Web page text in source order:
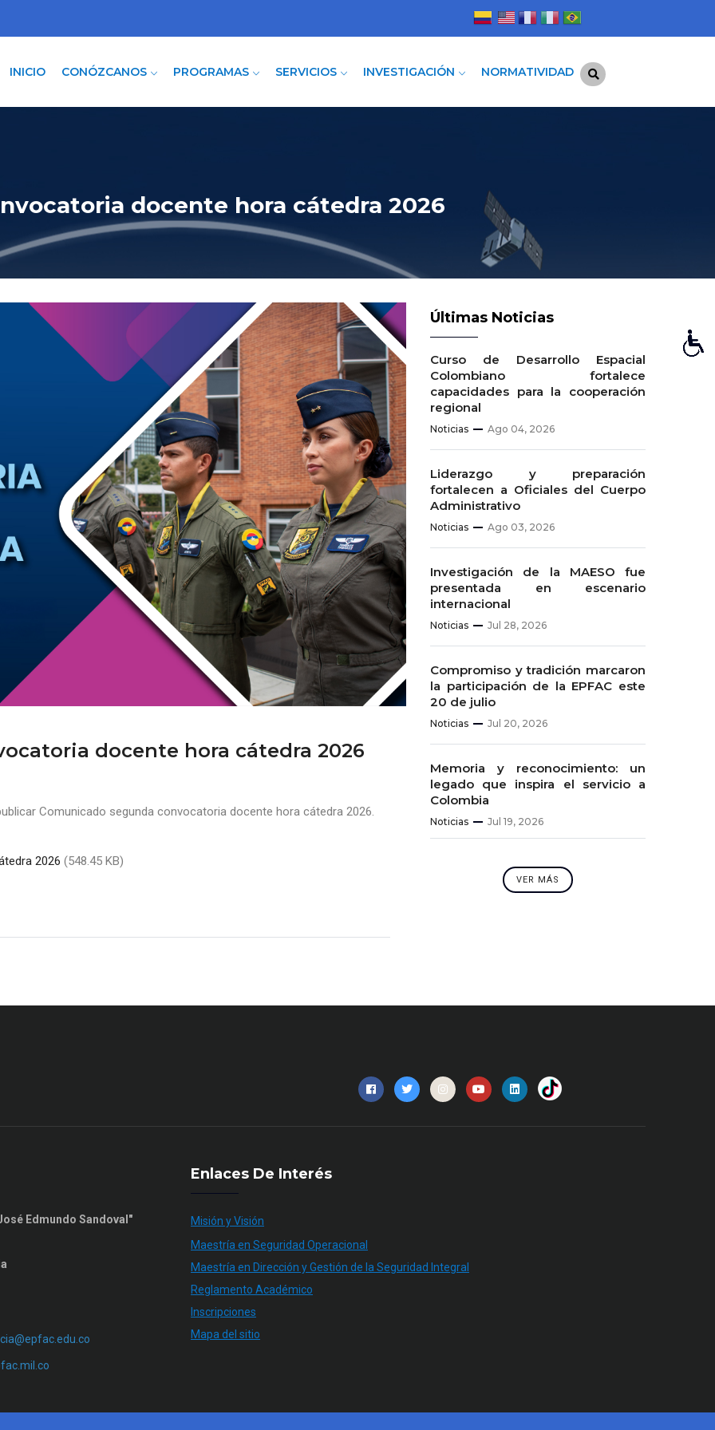
INICIO CONÓZCANOS PROGRAMAS SERVICIOS INVESTIGACIÓN NORMATIVIDAD
docente hora cátedra 2026
docente hora cátedra 2026
Comunicado segunda convocatoria docente hora cátedra 2026.
2026 (548.45 KB)
Últimas Noticias
Curso de Desarrollo Espacial
Colombiano fortalece
capacidades para la cooperación
regional
Noticias Ago 04, 2026
Liderazgo y preparación
fortalecen a Oficiales del Cuerpo
Administrativo
Noticias Ago 03, 2026
Investigación de la MAESO fue
presentada en escenario
internacional
Noticias Jul 28, 2026
Compromiso y tradición marcaron
la participación de la EPFAC este
20 de julio
Noticias Jul 20, 2026
Memoria y reconocimiento: un
legado que inspira el servicio a
Colombia
Noticias Jul 19, 2026
VER MÁS
Edmundo Sandoval"
Enlaces De Interés
Misión y Visión
Maestría en Seguridad Operacional
Maestría en Dirección y Gestión de la Seguridad Integral
Reglamento Académico
Inscripciones
Mapa del sitio